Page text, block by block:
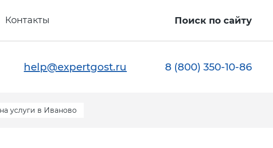
Контакты Поиск по сайту
help@expertgost.ru 8 (800) 350-10-86
услуги в Иваново